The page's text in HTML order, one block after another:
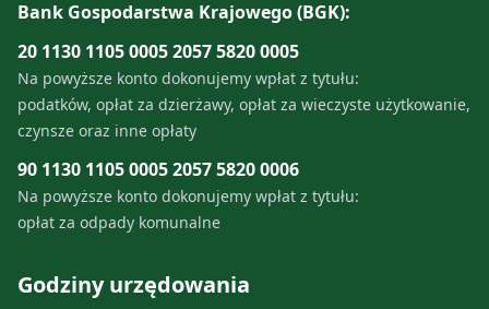
Organizacje pozarządowe
Stowarzyszenia
LGD Nasze Bieszczady
Gospodarka komunalna (GPGK)
Pomoc społeczna
Gdzie i w jakim terminie uiszczać
opłatę za śmieci
Ile płacić za śmieci
Co to jest deklaracja i kiedy należy
ją zmienić
Konta bankowe
Godziny Otwarcia Urzędu Gminy
Struktura Organizacyjna
Ważne dane, telefony i adresy
Telefony alarmowe
Tabela sygnałów alarmowych
Alert RCB
Regionalny System Ostrzegania
Koronawirus
Wodospad w Dołżycy
Kościół parafialny obrządku
łacińskiego w Komańczy
Klasztor Zgromadzenia Sióstr
Najświętszej Rodziny z Nazaretu w
Komańczy
Jeziorka Duszatyńskie
Bank Gospodarstwa Krajowego (BGK):
20 1130 1105 0005 2057 5820 0005
Na powyższe konto dokonujemy wpłat z tytułu:
podatków, opłat za dzierżawy, opłat za wieczyste użytkowanie,
czynsze oraz inne opłaty
90 1130 1105 0005 2057 5820 0006
Na powyższe konto dokonujemy wpłat z tytułu:
opłat za odpady komunalne
Godziny urzędowania